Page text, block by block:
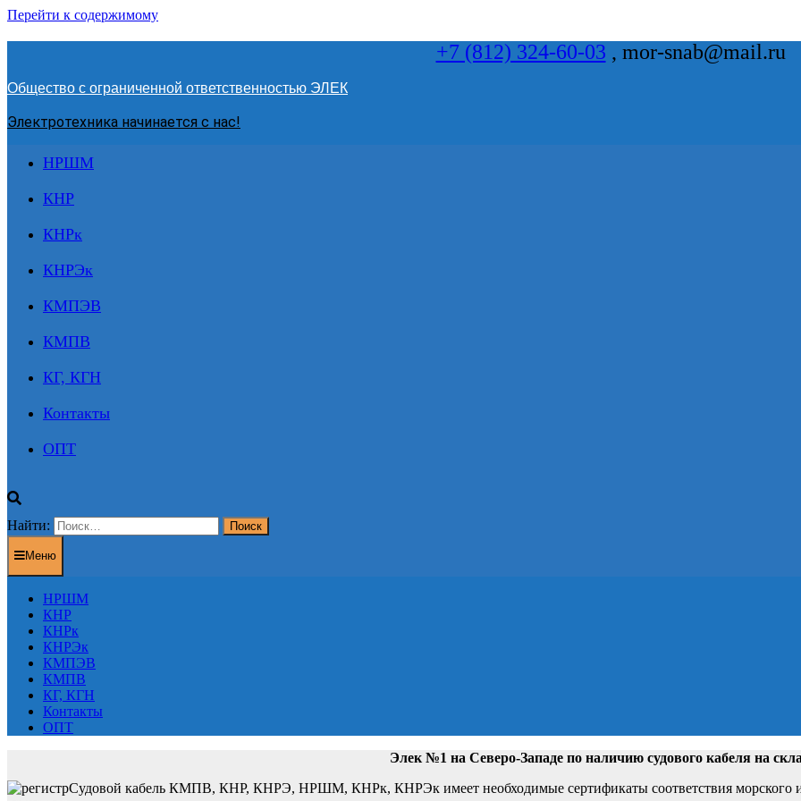
Перейти к содержимому
+7 (812) 324-60-03 , mor-snab@mail.ru
Общество с ограниченной ответственностью ЭЛЕК
Электротехника начинается с нас!
НРШМ
КНР
КНРк
КНРЭк
КМПЭВ
КМПВ
КГ, КГН
Контакты
ОПТ
Найти:
Меню
НРШМ
КНР
КНРк
КНРЭк
КМПЭВ
КМПВ
КГ, КГН
Контакты
ОПТ
Элек №1 на Северо-Западе по наличию судового кабеля на
Судовой кабель КМПВ, КНР, КНРЭ, НРШМ, КНРк, КНРЭк имеет необходимые сертификаты соответствия морского